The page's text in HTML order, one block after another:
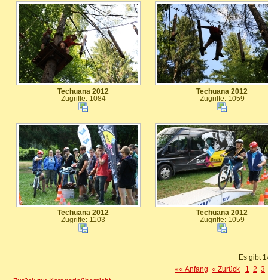
Techuana 2012
Zugriffe: 1084
Techuana 2012
Zugriffe: 1059
Techuana 2012
Zugriffe: 1103
Techuana 2012
Zugriffe: 1059
Es gibt
«« Anfang « Zurück 1 2 3